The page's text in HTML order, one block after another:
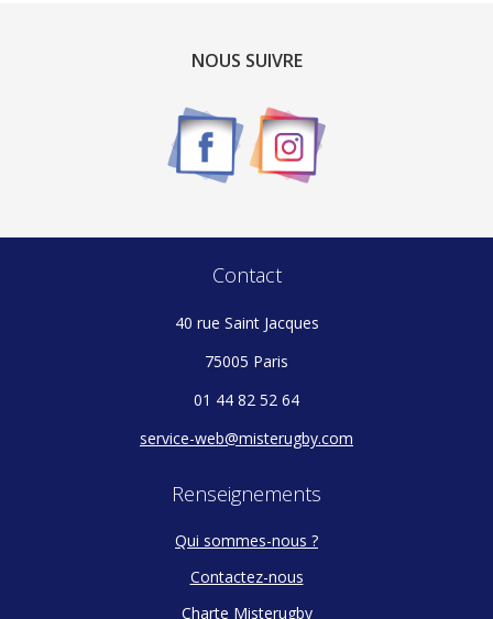
NOUS SUIVRE
Contact
40 rue Saint Jacques
75005 Paris
01 44 82 52 64
service-web@misterugby.com
Renseignements
Qui sommes-nous ?
Contactez-nous
Charte Misterugby